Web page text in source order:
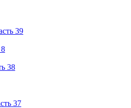
39
8
38
37